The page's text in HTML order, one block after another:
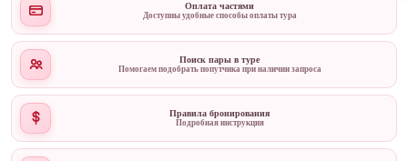
Оплата частями
Доступны удобные способы оплаты тура
Поиск пары в туре
Помогаем подобрать попутчика при наличии запроса
Правила бронирования
Подробная инструкция